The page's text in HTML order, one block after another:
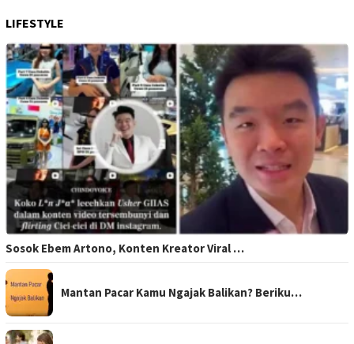
LIFESTYLE
Sosok Ebem Artono, Konten Kreator Viral …
Mantan Pacar Kamu Ngajak Balikan? Beriku…